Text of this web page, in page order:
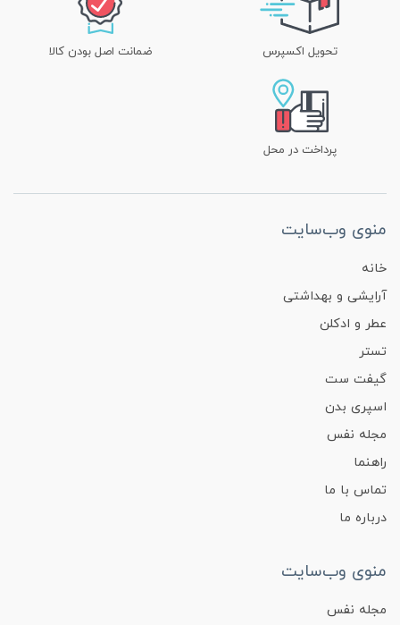
تحویل اکسپرس ضمانت اصل بودن کالا
پرداخت در محل
منوی وب‌سایت
خانه
آرایشی و بهداشتی
عطر و ادکلن
تستر
گیفت ست
اسپری بدن
مجله نفس
راهنما
تماس با ما
درباره ما
منوی وب‌سایت
مجله نفس